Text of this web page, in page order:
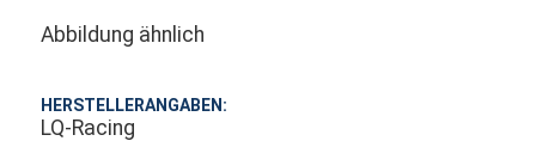
Abbildung ähnlich
HERSTELLERANGABEN:
LQ-Racing